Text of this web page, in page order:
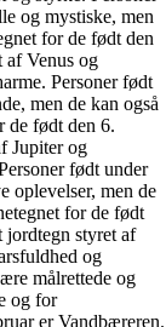
og mystiske, men
for de født den
Venus og
Personer født
men de kan også
de født den 6.
Jupiter og
født under
oplevelser, men de
for de født
jordtegn styret af
og
målrettede og
og for
er Vandbæreren.